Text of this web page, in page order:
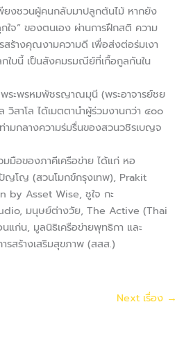
พียงชวนผู้คนกลับมาปลูกต้นไม้ หากยัง
ใจ” ของตนเอง ผ่านการฝึกสติ ความ
ร้างคุณงามความดี เพื่อส่งต่อร่มเงา
กใบนี้ เป็นสังคมรมณีย์ที่เกื้อกูลกันใน
พระพรหมพัชรญาณมุนี (พระอาจารย์ชย
วิสาโล ได้เมตตานำผู้ร่วมงานกว่า ๔๐๐
ามกลางความร่มรื่นของสวนวชิรเบญจ
มือของภาคีเครือข่าย ได้แก่ หอ
ญโญ (สวนโมกข์กรุงเทพ), Prakit
by Asset Wise, ชูใจ กะ
มนุษย์ต่างวัย, The Active (Thai
นแก่น, มูลนิธิเครือข่ายพุทธิกา และ
สร้างเสริมสุขภาพ (สสส.)
Next เรื่อง →